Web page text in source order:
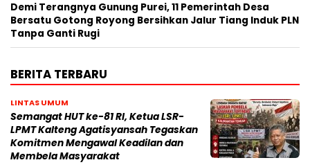
Demi Terangnya Gunung Purei, 11 Pemerintah Desa
Bersatu Gotong Royong Bersihkan Jalur Tiang Induk PLN
Tanpa Ganti Rugi
BERITA TERBARU
LINTAS UMUM
Semangat HUT ke-81 RI, Ketua LSR-
LPMT Kalteng Agatisyansah Tegaskan
Komitmen Mengawal Keadilan dan
Membela Masyarakat